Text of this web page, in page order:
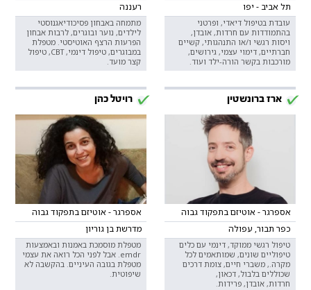
תל אביב - יפו
עובדת בטיפול דיאדי, ופרטני
בהתמודדות עם חרדות, אובדן,
ויסות רגשי ו/או התנהגותי, קשיים
חברתיים, דימוי עצמי, גירושים,
מורכבות בקשר הורה-ילד ועוד.
רעננה
מתמחה באבחון פסיכודיאגנוסטי
לילדים, נוער ובוגרים, לרבות אבחון
הפרעות הרצף האוטיסטי. מטפלת
במבוגרים, טיפול דינמי, CBT, טיפול
קצר מועד.
ארז ברונשטין
אספרגר - אוטיזם בתפקוד גבוה
כפר תבור, עפולה
טיפול רגשי ממוקד, דינמי עם כלים
טיפוליים שונים, שמותאמים לכל
מקרה., משברי חיים, צומת דרכים
שכוללים בלבול, דכאון,
חרדות, אובדן, פרידות.
רויטל כהן
אספרגר - אוטיזם בתפקוד גבוה
מדרשת בן גוריון
מטפלת מוסמכת באמנות ובאמצעות
emdr. אבל לפני הכל רואה את עצמי
מטפלת בגובה העיניים. בהקשבה לא
שיפוטית.